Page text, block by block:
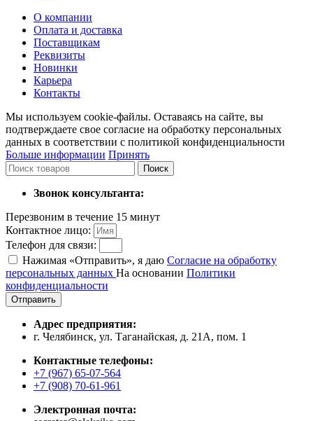
О компании
Оплата и доставка
Поставщикам
Реквизиты
Новинки
Карьера
Контакты
Мы используем cookie-файлы. Оставаясь на сайте, вы
подтверждаете свое согласие на обработку персональных
данных в соответствии с политикой конфиденциальности
Больше информации Принять
Поиск
Звонок консультанта:
Перезвоним в течение 15 минут
Контактное лицо:
Телефон для связи:
Нажимая «Отправить», я даю Согласие на обработку
персональных данных На основании Политики
конфиденциальности
Отправить
Адрес предприятия:
г. Челябинск, ул. Таганайская, д. 21А, пом. 1
Контактные телефоны:
+7 (967) 65-07-564
+7 (908) 70-61-961
Электронная почта: